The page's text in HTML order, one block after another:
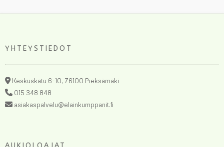
YHTEYSTIEDOT
Keskuskatu 6-10, 76100 Pieksämäki
015 348 848
asiakaspalvelu@elainkumppanit.fi